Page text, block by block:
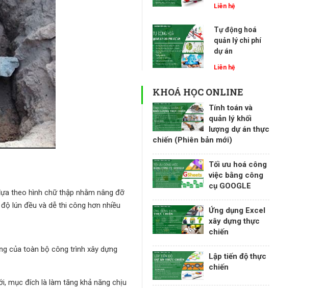
theo hình chữ thập nhằm nâng đỡ
lún đều và dễ thi công hơn nhiều
của toàn bộ công trình xây dựng
mục đích là làm tăng khả năng chịu
Liên hệ
Tự động hoá
quản lý chi phí
dự án
Liên hệ
KHOÁ HỌC ONLINE
Tính toán và
quản lý khối
lượng dự án thực
chiến (Phiên bản mới)
Tối ưu hoá công
việc bằng công
cụ GOOGLE
Ứng dụng Excel
xây dựng thực
chiến
Lập tiến độ thực
chiến